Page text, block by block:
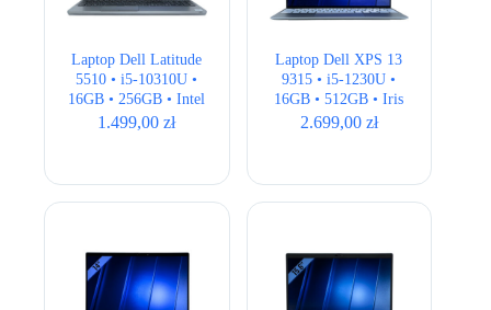
Laptop Dell Latitude
5510 • i5-10310U •
16GB • 256GB • Intel
UHD • 15.6″ Full HD
1.499,00zł
Laptop Dell XPS 13
9315 • i5-1230U •
16GB • 512GB • Iris
Xe • 13,4″ Full HD+
2.699,00 zł